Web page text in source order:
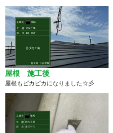
屋根 施工後
屋根もピカピカになりました☆彡